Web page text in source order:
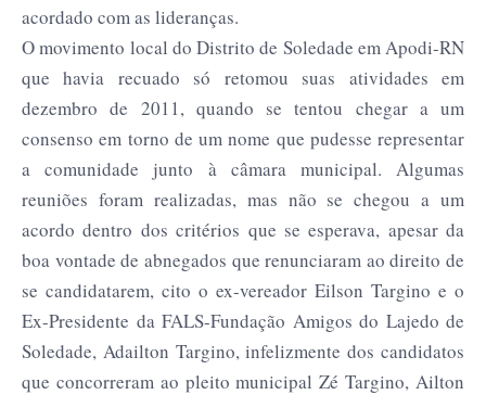
acordado com as lideranças.
O movimento local do Distrito de Soledade em Apodi-RN
que havia recuado só retomou suas atividades em
dezembro de 2011, quando se tentou chegar a um
consenso em torno de um nome que pudesse representar
a comunidade junto à câmara municipal. Algumas
reuniões foram realizadas, mas não se chegou a um
acordo dentro dos critérios que se esperava, apesar da
boa vontade de abnegados que renunciaram ao direito de
se candidatarem, cito o ex-vereador Eilson Targino e o
Ex-Presidente da FALS-Fundação Amigos do Lajedo de
Soledade, Adailton Targino, infelizmente dos candidatos
que concorreram ao pleito municipal Zé Targino, Ailton